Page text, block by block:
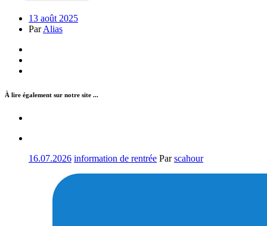
13 août 2025
ParAlias
À lire également sur notre site ...
16.07.2026 information de rentrée Parscahour